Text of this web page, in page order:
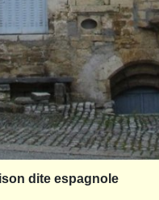
dite espagnole